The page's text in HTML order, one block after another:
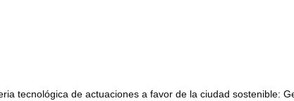
tecnológica de actuaciones a favor de la ciudad sostenible: